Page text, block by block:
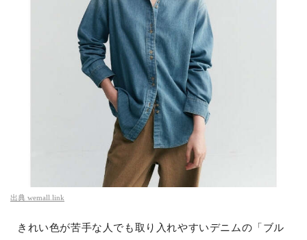
出典 wemall.link
きれい色が苦手な人でも取り入れやすいデニムの「ブル